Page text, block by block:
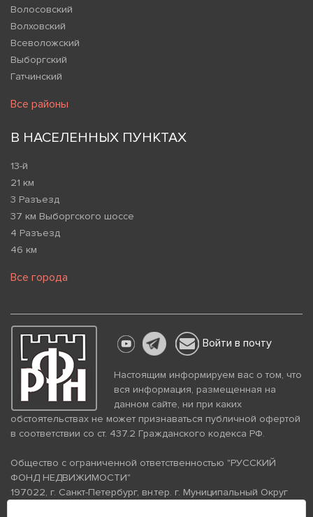
Волосовский
Волховский
Всеволожский
Выборгский
Гатчинский
Все районы
В НАСЕЛЕННЫХ ПУНКТАХ
13-й
21 км
3 Разъезд
37 км Выборгского шоссе
4 Разъезд
46 км
Все города
Войти в почту
Настоящим информируем вас о том, что
вся информация, размещенная на
данном сайте, ни при каких
обстоятельствах не может признаваться публичной офертой
в соответствии со ст. 437.2 Гражданского кодекса РФ.
Общество с ограниченной ответственностью "РУССКИЙ
ФОНД НЕДВИЖИМОСТИ"
197022, г. Санкт-Петербург, вн.тер. г. Муниципальный Округ